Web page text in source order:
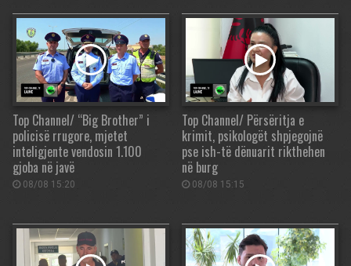
Top Channel/ “Big Brother” i
policisë rrugore, mjetet
inteligjente vendosin 1.100
gjoba në javë
08/08 15:20
Top Channel/ Përsëritja e
krimit, psikologët shpjegojnë
pse ish-të dënuarit rikthehen
në burg
08/08 15:15